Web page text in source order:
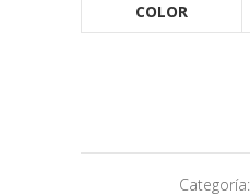
COLOR
Categoría: